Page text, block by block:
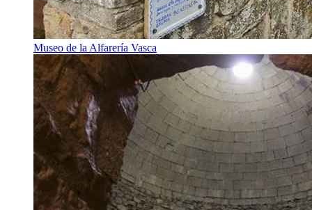
Museo de la Alfarería Vasca